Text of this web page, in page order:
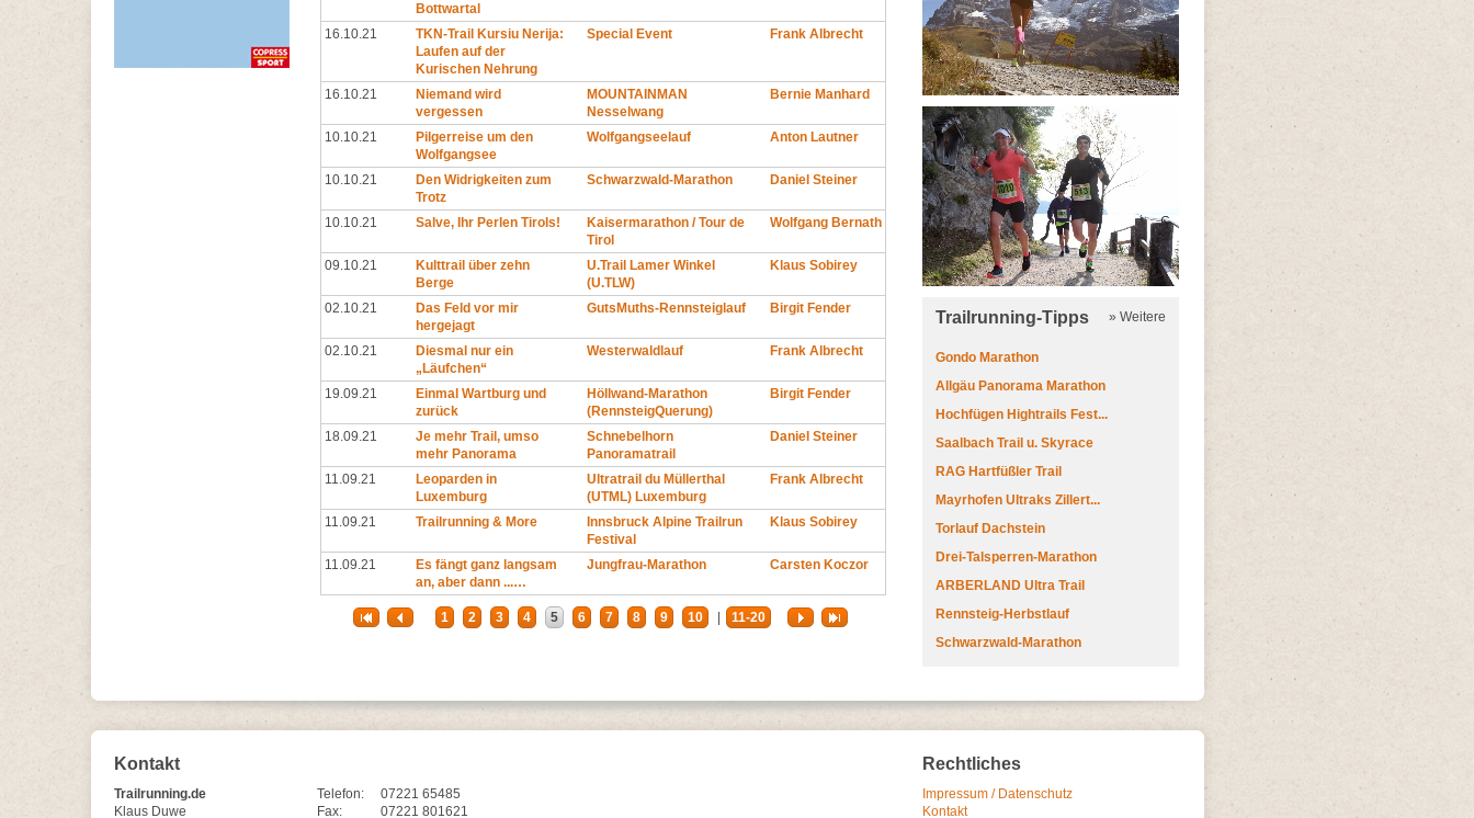
Bottwartal
16.10.21
TKN-Trail Kursiu Nerija:
Laufen auf der
Kurischen Nehrung
Special Event Frank Albrecht
16.10.21
Niemand wird
vergessen
MOUNTAINMAN
Nesselwang
Bernie Manhard
10.10.21
Pilgerreise um den
Wolfgangsee
Wolfgangseelauf Anton Lautner
10.10.21
Den Widrigkeiten zum
Trotz
Schwarzwald-Marathon Daniel Steiner
10.10.21 Salve, Ihr Perlen Tirols!
Kaisermarathon / Tour de
Tirol
Wolfgang Bernath
09.10.21
Kulttrail über zehn
Berge
U.Trail Lamer Winkel
(U.TLW)
Klaus Sobirey
02.10.21
Das Feld vor mir
hergejagt
GutsMuths-Rennsteiglauf Birgit Fender
02.10.21
Diesmal nur ein
„Läufchen“
Westerwaldlauf Frank Albrecht
19.09.21
Einmal Wartburg und
zurück
Höllwand-Marathon
(RennsteigQuerung)
Birgit Fender
18.09.21
Je mehr Trail, umso
mehr Panorama
Schnebelhorn
Panoramatrail
Daniel Steiner
11.09.21
Leoparden in
Luxemburg
Ultratrail du Müllerthal
(UTML) Luxemburg
Frank Albrecht
11.09.21 Trailrunning & More
Innsbruck Alpine Trailrun
Festival
Klaus Sobirey
11.09.21
Es fängt ganz langsam
an, aber dann ...…
Jungfrau-Marathon Carsten Koczor
1 2 3 4 5 6 7 8 9 10 11-20
Trailrunning-Tipps » Weitere
Gondo Marathon
Allgäu Panorama Marathon
Hochfügen Hightrails Fest...
Saalbach Trail u. Skyrace
RAG Hartfüßler Trail
Mayrhofen Ultraks Zillert...
Torlauf Dachstein
Drei-Talsperren-Marathon
ARBERLAND Ultra Trail
Rennsteig-Herbstlauf
Schwarzwald-Marathon
Kontakt
Trailrunning.de
Klaus Duwe
Telefon:
07221 65485
Fax:
07221 801621
Rechtliches
Impressum / Datenschutz
Kontakt